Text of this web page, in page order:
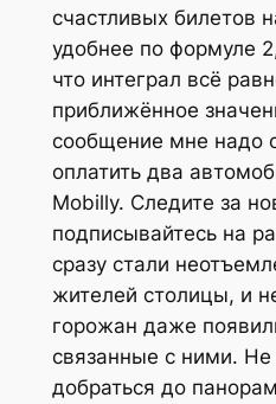
счастливых билетов
удобнее по формуле
что интеграл всё
приближённое
сообщение мне надо
оплатить два
Mobilly. Следите за
подписывайтесь на
сразу стали
жителей столицы, и
горожан даже
связанные с ними.
добраться до